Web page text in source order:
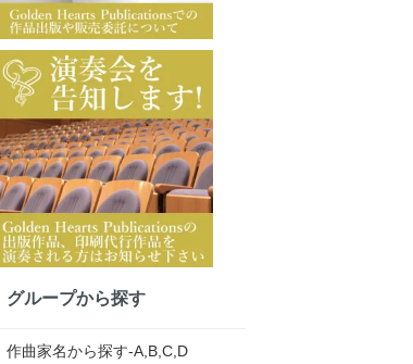
グループから探す
作曲家名から探す-A,B,C,D